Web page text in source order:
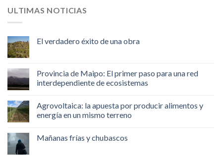
ULTIMAS NOTICIAS
El verdadero éxito de una obra
Provincia de Maipo: El primer paso para una red
interdependiente de ecosistemas
Agrovoltaica: la apuesta por producir alimentos y
energía en un mismo terreno
Mañanas frías y chubascos